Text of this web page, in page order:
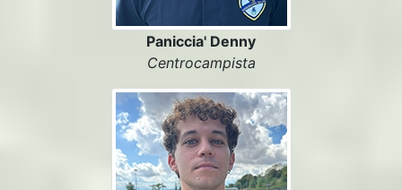
Paniccia' Denny
Centrocampista